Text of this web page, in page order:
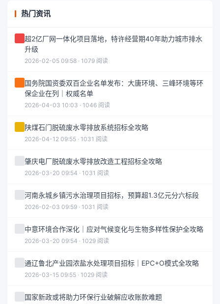
热门资讯
超2亿厂网一体化项目落地，特许经营期40年助力城市排水
升级
2026-02-05 09:58 · 1079 阅读
国务院国资委双百企业名单发布：大唐环境、三峰环境等环
保企业在列｜权威名单
2026-04-03 10:03 · 1046 阅读
陕煤石门脱硫废水零排放系统招标全攻略
2026-04-12 09:55 · 1031 阅读
肇庆电厂脱硫废水零排放改造工程招标全攻略
2026-03-20 09:54 · 1031 阅读
河南永城乡镇污水治理项目招标，预算超1.3亿元分六标段
2026-02-03 09:59 · 1031 阅读
中意环境合作深化｜应对气候变化与生物多样性保护全攻略
2026-03-20 09:54 · 1029 阅读
通辽鲁北产业园浓盐水处理项目招标｜EPC+O模式全攻略
2026-03-15 09:55 · 1029 阅读
国家新政或将助力环保行业破解应收账款难题